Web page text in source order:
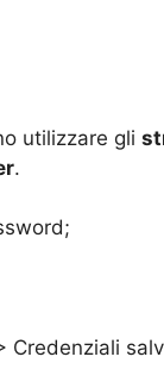
utilizzare gli
.
Credenziali